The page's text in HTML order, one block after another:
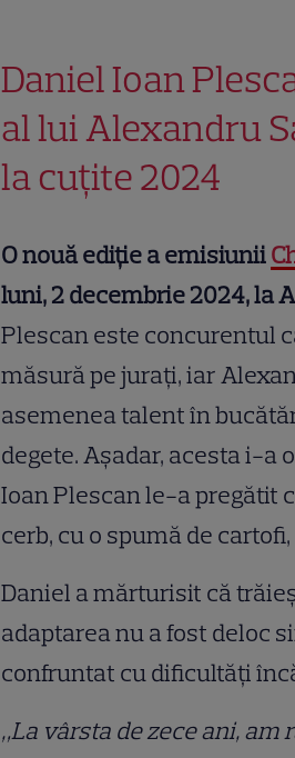
Daniel Ioan
al lui Alexandru
la cuțite 2024
O nouă ediție a emisiunii
luni, 2 decembrie 2024, la
Plescan este concurentul
măsură pe jurați, iar
asemenea talent în
degete. Așadar, acesta i-a
Ioan Plescan le-a pregătit
cerb, cu o spumă de
Daniel a mărturisit că
adaptarea nu a fost deloc
confruntat cu dificultăți
„La vârsta de zece ani,